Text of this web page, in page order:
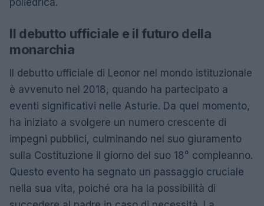
Il debutto ufficiale e il futuro della
monarchia
Il debutto ufficiale di Leonor nel mondo istituzionale
è avvenuto nel 2018, quando ha partecipato a
eventi significativi nelle Asturie. Da quel momento,
ha iniziato a svolgere un numero crescente di
impegni pubblici, culminando nel suo giuramento
sulla Costituzione il giorno del suo 18° compleanno.
Questo evento ha segnato un passaggio cruciale
nella sua vita, poiché ora ha la possibilità di